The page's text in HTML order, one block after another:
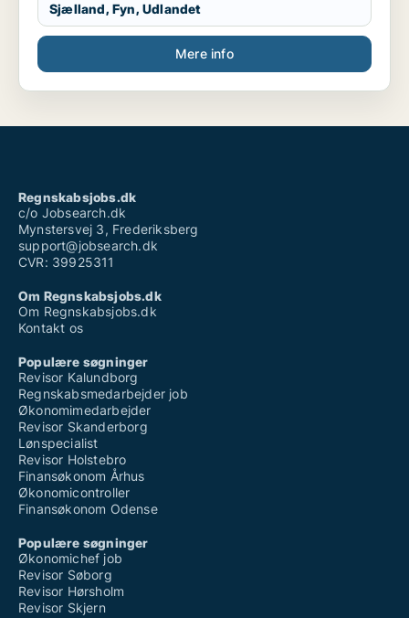
Sjælland, Fyn, Udlandet
Mere info
Regnskabsjobs.dk
c/o Jobsearch.dk
Mynstersvej 3, Frederiksberg
support@jobsearch.dk
CVR: 39925311
Om Regnskabsjobs.dk
Om Regnskabsjobs.dk
Kontakt os
Populære søgninger
Revisor Kalundborg
Regnskabsmedarbejder job
Økonomimedarbejder
Revisor Skanderborg
Lønspecialist
Revisor Holstebro
Finansøkonom Århus
Økonomicontroller
Finansøkonom Odense
Populære søgninger
Økonomichef job
Revisor Søborg
Revisor Hørsholm
Revisor Skjern